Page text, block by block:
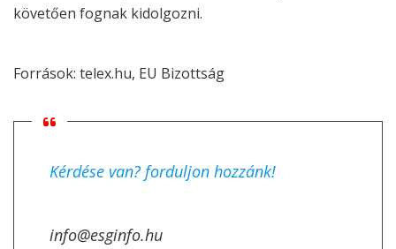
követően fognak kidolgozni.
Források: telex.hu, EU Bizottság
Kérdése van? forduljon hozzánk!
info@esginfo.hu